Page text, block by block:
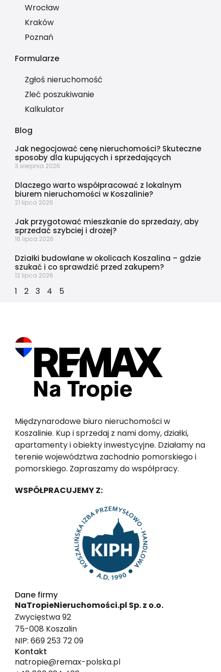
Wrocław
Kraków
Poznań
Formularze
Zgłoś nieruchomość
Zleć poszukiwanie
Kalkulator
Blog
Jak negocjować cenę nieruchomości? Skuteczne
sposoby dla kupujących i sprzedających
3 sierpnia 2026
Dlaczego warto współpracować z lokalnym
biurem nieruchomości w Koszalinie?
21 lipca 2026
Jak przygotować mieszkanie do sprzedaży, aby
sprzedać szybciej i drożej?
16 lipca 2026
Działki budowlane w okolicach Koszalina – gdzie
szukać i co sprawdzić przed zakupem?
12 lipca 2026
1 2 3 4 5
Międzynarodowe biuro nieruchomości w
Koszalinie. Kup i sprzedaj z nami domy, działki,
apartamenty i obiekty inwestycyjne. Działamy na
terenie województwa zachodnio pomorskiego i
pomorskiego. Zapraszamy do współpracy.
WSPÓŁPRACUJEMY Z:
Dane firmy
NaTropieNieruchomości.pl Sp. z o.o.
Zwycięstwa 92
75-008 Koszalin
NIP: 669 253 72 09
Kontakt
natropie@remax-polska.pl